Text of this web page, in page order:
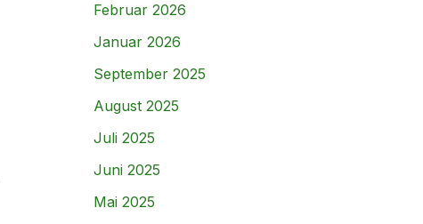
Februar 2026
Januar 2026
September 2025
August 2025
Juli 2025
Juni 2025
Mai 2025